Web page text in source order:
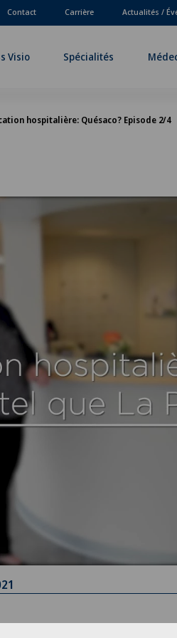
Contact Carrière Actualités /
Visio Spécialités
hospitalière: Quésaco? Episode 2/4